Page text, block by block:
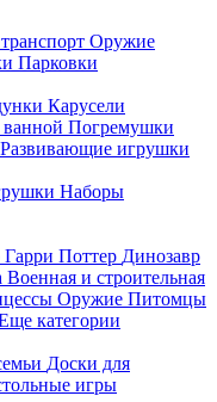
Оружие
Парковки
Карусели
Погремушки
Развивающие игрушки
Наборы
Гарри Поттер Динозавр
Военная и строительная
Оружие Питомцы
категории
Доски для
игры